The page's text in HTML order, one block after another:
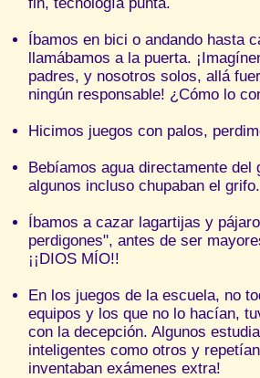
Íbamos en bici o andando hasta
llamábamos a la puerta.
padres, y nosotros solos, allá
ningún responsable! ¿Cómo lo
Hicimos juegos con palos,
Bebíamos agua directamente del
algunos incluso chupaban el grifo.
Íbamos a cazar lagartijas y
perdigones", antes de ser
¡¡DIOS MÍO!!
En los juegos de la escuela, no
equipos y los que no lo hacían,
con la decepción. Algunos
inteligentes como otros y
inventaban exámenes extra!